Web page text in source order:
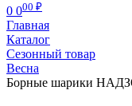
0 000 ₽
Главная
Каталог
Сезонный товар
Весна
Борные шарики